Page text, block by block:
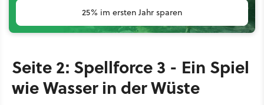
25% im ersten Jahr sparen
Seite 2: Spellforce 3 - Ein Spiel
wie Wasser in der Wüste